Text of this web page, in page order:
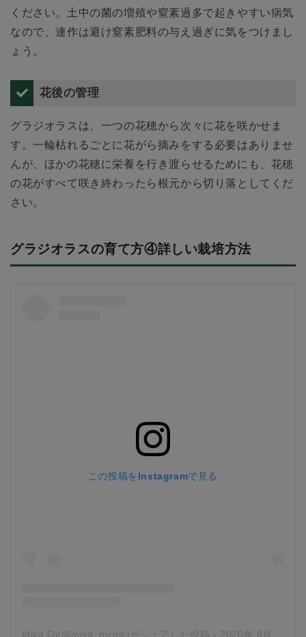
ください。土中の菌の増殖や窒素過多で起きやすい病気
なので、連作は避け窒素肥料の与え過ぎに気をつけまし
ょう。
花後の管理
グラジオラスは、一つの花穂から次々に花を咲かせま
す。一輪枯れるごとに花がら摘みをする必要はありませ
んが、ほかの花穂に栄養を行き渡らせるためにも、花穂
の花がすべて咲き終わったら根元から切り落としてくだ
さい。
グラジオラスの育て方④詳しい栽培方法
この投稿をInstagramで見る
Mika Oi(@mika_picnic)がシェアした投稿 - 2020年 8月月15日午前2時52分PDT